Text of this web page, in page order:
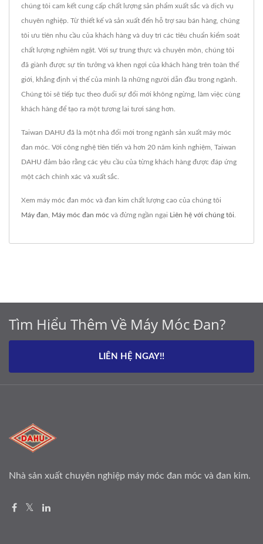
chúng tôi cam kết cung cấp chất lượng sản phẩm xuất sắc và dịch vụ
chuyên nghiệp. Từ thiết kế và sản xuất đến hỗ trợ sau bán hàng, chúng
tôi ưu tiên nhu cầu của khách hàng và duy trì các tiêu chuẩn kiểm soát
chất lượng nghiêm ngặt. Với sự trung thực và chuyên môn, chúng tôi
đã giành được sự tin tưởng và khen ngợi của khách hàng trên toàn thế
giới, khẳng định vị thế của mình là những người dẫn đầu trong ngành.
Chúng tôi sẽ tiếp tục theo đuổi sự đổi mới không ngừng, làm việc cùng
khách hàng để tạo ra một tương lai tươi sáng hơn.
Taiwan DAHU đã là một nhà đổi mới trong ngành sản xuất máy móc
đan móc. Với công nghệ tiên tiến và hơn 20 năm kinh nghiệm, Taiwan
DAHU đảm bảo rằng các yêu cầu của từng khách hàng được đáp ứng
một cách chính xác và xuất sắc.
Xem máy móc đan móc và đan kim chất lượng cao của chúng tôi
Máy đan Máy móc đan móc và đừng ngần ngại Liên hệ với chúng tôi
Tìm Hiểu Thêm Về Máy Móc Đan?
LIÊN HỆ NGAY!!
Nhà sản xuất chuyên nghiệp máy móc đan móc và đan kim.